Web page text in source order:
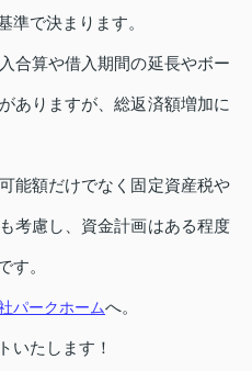
準で決まります。
合算や借入期間の延長やボー
ありますが、総返済額増加に
能額だけでなく固定資産税や
考慮し、資金計画はある程度
す。
パークホームへ。
いたします！